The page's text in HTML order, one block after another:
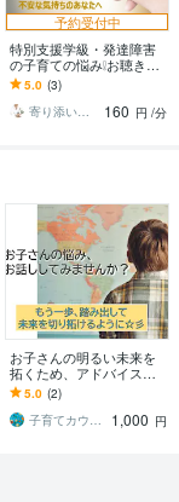
予約受付中
特別支援学級・発達障害
の子育ての悩み❕お聴きし
ます 特別支援学級担任が
お悩みを聴きます。
5.0 (3)
寄り添い教師カウンセラー Qooちー
160 円 /分
お子さんの明るい未来を
拓くため、アドバイスを
します 目の前にある悩み
を一緒に考え、一歩踏み
出してみませんか？
5.0 (2)
子育てカウンセラー＊Nana
1,000 円